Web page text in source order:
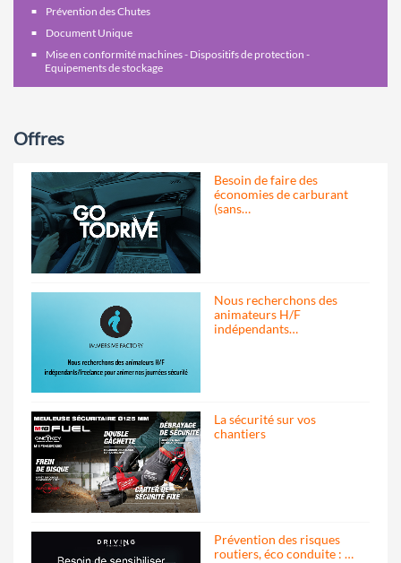
Prévention des Chutes
Document Unique
Mise en conformité machines - Dispositifs de protection -
Equipements de stockage
Offres
Besoin de faire des
économies de carburant
(sans…
Nous recherchons des
animateurs H/F
indépendants…
La sécurité sur vos
chantiers
Prévention des risques
routiers, éco conduite : …